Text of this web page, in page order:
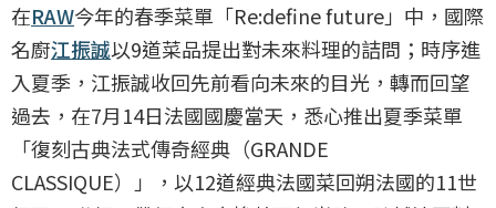
在RAW今年的春季菜單「Re:define future」中，國際
名廚江振誠以9道菜品提出對未來料理的詰問；時序進
入夏季，江振誠收回先前看向未來的目光，轉而回望
過去，在7月14日法國國慶當天，悉心推出夏季菜單
「復刻古典法式傳奇經典（GRANDE
CLASSIQUE）」，以12道經典法國菜回朔法國的11世